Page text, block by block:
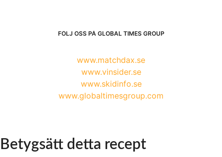
FÖLJ OSS PÅ GLOBAL TIMES GROUP
www.matchdax.se
www.vinsider.se
www.skidinfo.se
www.globaltimesgroup.com
Betygsätt detta recept